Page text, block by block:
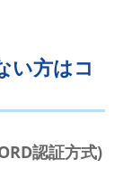
い方はコ
認証方式)